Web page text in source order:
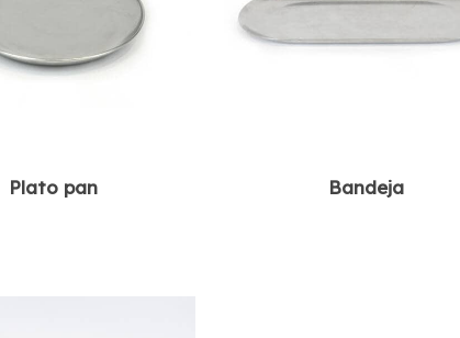
Plato pan Bandeja